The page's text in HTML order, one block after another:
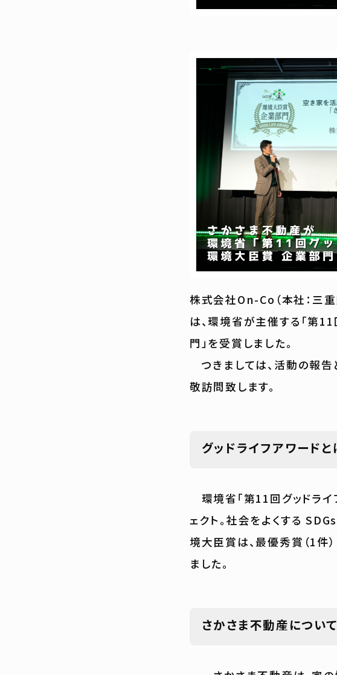
株式会社On-Co（本社：三
は、環境省が主催する「第
門」を受賞しました。
つきましては、活動の報
敬訪問致します。
グッドライフアワードと
環境省「第11回グッドライ
ェクト。社会をよくする
境大臣賞は、最優秀賞（1件
ました。
さかさま不動産について